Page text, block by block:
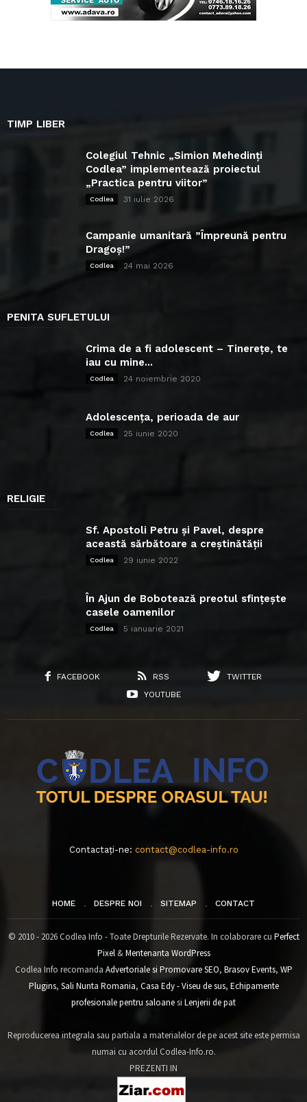
TIMP LIBER
Colegiul Tehnic „Simion Mehedinți
Codlea” implementează proiectul
„Practica pentru viitor”
Codlea 31 iulie 2026
Campanie umanitară ”Împreună pentru
Dragoș!”
Codlea 24 mai 2026
PENITA SUFLETULUI
Crima de a fi adolescent – Tinerețe, te
iau cu mine...
Codlea 24 noiembrie 2020
Adolescența, perioada de aur
Codlea 25 iunie 2020
RELIGIE
Sf. Apostoli Petru și Pavel, despre
această sărbătoare a creștinătății
Codlea 29 iunie 2022
În Ajun de Bobotează preotul sfințește
casele oamenilor
Codlea 5 ianuarie 2021
FACEBOOK RSS
TWITTER
YOUTUBE
Contactați-ne: contact@codlea-info.ro
HOME DESPRE NOI SITEMAP CONTACT
© 2010 - 2026 Codlea Info - Toate Drepturile Rezervate. In colaborare cu Perfect
Pixel&Mentenanta WordPress
Codlea Info recomanda Advertoriale si Promovare SEO, Brasov Events, WP
Plugins, Sali Nunta Romania, Casa Edy - Viseu de sus, Echipamente
profesionale pentru saloanesi Lenjerii de pat
Reproducerea integrala sau partiala a materialelor de pe acest site este permisa
numai cu acordul Codlea-Info.ro.
PREZENTI IN